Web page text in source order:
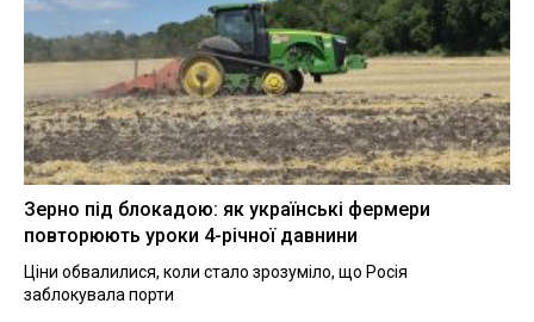
Зерно під блокадою: як українські фермери
повторюють уроки 4-річної давнини
Ціни обвалилися, коли стало зрозуміло, що Росія
заблокувала порти